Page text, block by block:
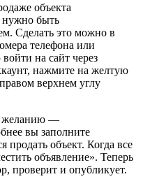
объекта
нужно быть
Сделать это можно в
телефона или
на сайт через
нажмите на желтую
верхнем углу
желанию —
вы заполните
продать объект. Когда все
объявление». Теперь
проверит и опубликует.